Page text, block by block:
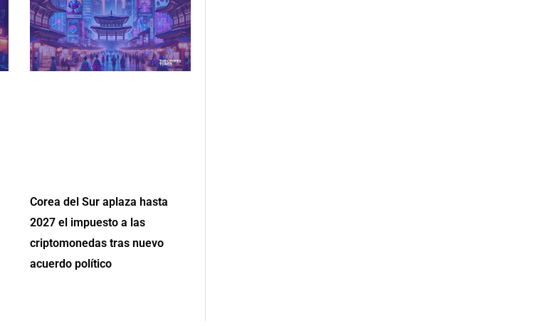
Corea del Sur aplaza hasta
2027 el impuesto a las
criptomonedas tras nuevo
acuerdo político